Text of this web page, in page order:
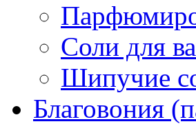
Соли для
Шипучие
Благовония